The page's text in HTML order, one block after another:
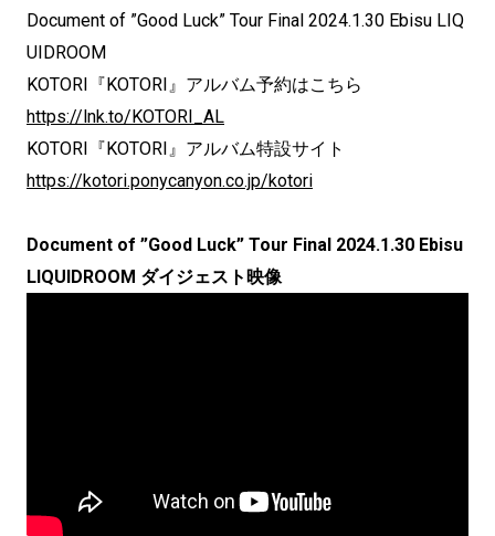
Document of ”Good Luck” Tour Final 2024.1.30 Ebisu LIQ
UIDROOM
KOTORI『KOTORI』アルバム予約はこちら
https://lnk.to/KOTORI_AL
KOTORI『KOTORI』アルバム特設サイト
https://kotori.ponycanyon.co.jp/kotori
Document of ”Good Luck” Tour Final 2024.1.30 Ebisu
LIQUIDROOM ダイジェスト映像